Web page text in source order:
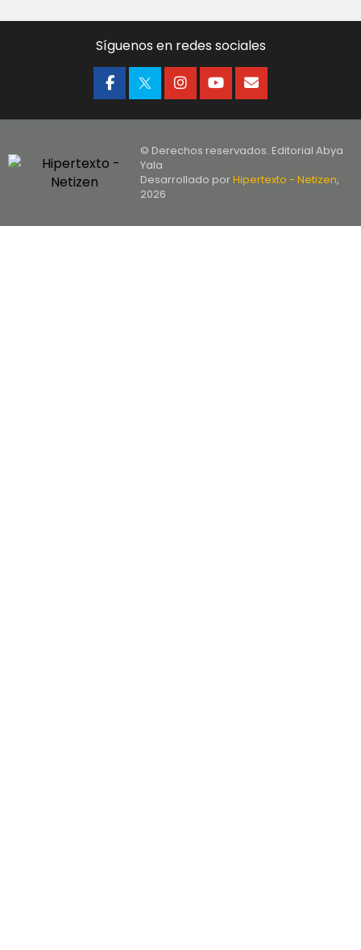
Síguenos en redes sociales
© Derechos reservados. Editorial Abya
Yala
Desarrollado porHipertexto - Netizen,
2026